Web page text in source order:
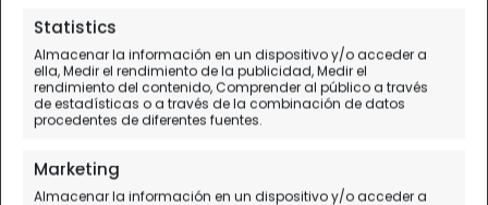
Statistics
Almacenar la información en un dispositivo y/o acceder a
ella, Medir el rendimiento de la publicidad, Medir el
rendimiento del contenido, Comprender al público a través
de estadísticas o a través de la combinación de datos
procedentes de diferentes fuentes.
Marketing
Almacenar la información en un dispositivo y/o acceder a